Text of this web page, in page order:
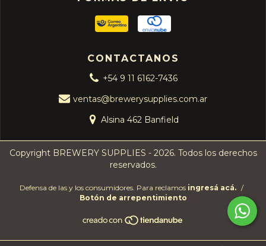
CONTACTANOS
+54 9 11 6162-7436
ventas@brewerysupplies.com.ar
Alsina 462 Banfield
Copyright BREWERY SUPPLIES - 2026. Todos los derechos
reservados.
Defensa de las y los consumidores. Para reclamos ingresá acá. /
Botón de arrepentimiento